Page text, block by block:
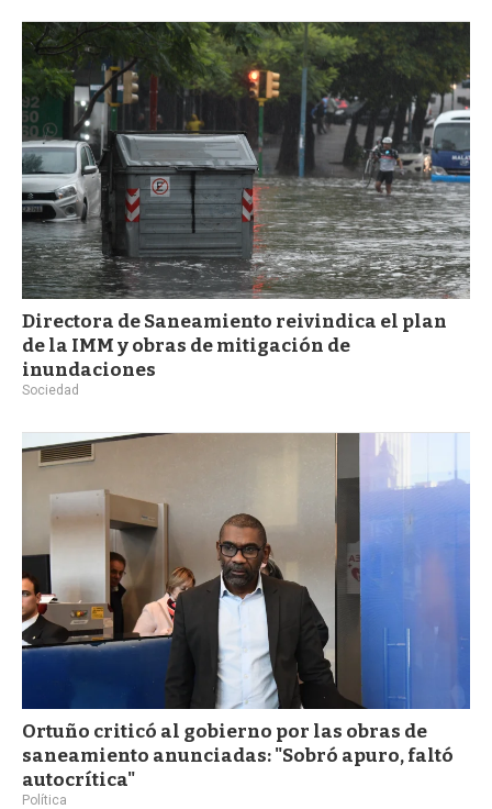
Directora de Saneamiento reivindica el plan
de la IMM y obras de mitigación de
inundaciones
Sociedad
Ortuño criticó al gobierno por las obras de
saneamiento anunciadas: "Sobró apuro, faltó
autocrítica"
Política